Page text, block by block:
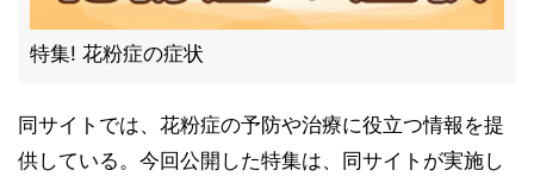
特集! 花粉症の症状
同サイトでは、花粉症の予防や治療に役立つ情報を提
供している。今回公開した特集は、同サイトが実施し